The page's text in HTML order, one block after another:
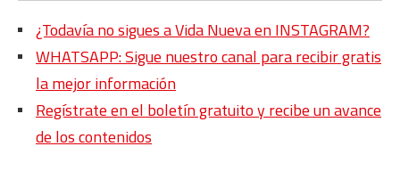
¿Todavía no sigues a Vida Nueva en INSTAGRAM?
WHATSAPP: Sigue nuestro canal para recibir gratis
la mejor información
Regístrate en el boletín gratuito y recibe un avance
de los contenidos